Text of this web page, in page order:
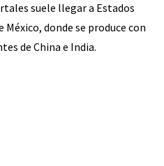
suele llegar a Estados
donde se produce con
de China e India.